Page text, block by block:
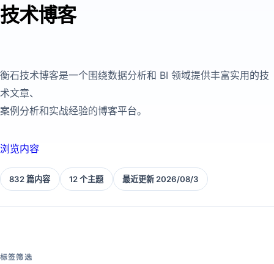
技术博客
衡石技术博客是一个围绕数据分析和 BI 领域提供丰富实用的技
术文章、
案例分析和实战经验的博客平台。
浏览内容
832 篇内容 12 个主题 最近更新 2026/08/3
标签筛选